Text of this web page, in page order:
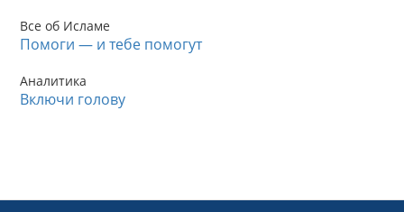
Все об Исламе
Помоги — и тебе помогут
Аналитика
Включи голову